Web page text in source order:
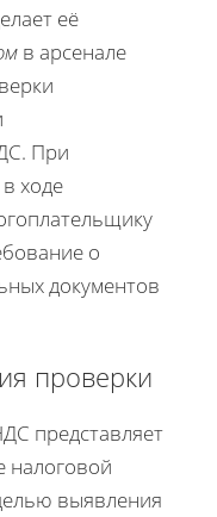
её
в арсенале
При
ходе
о
документов
проверки
представляет
налоговой
выявления